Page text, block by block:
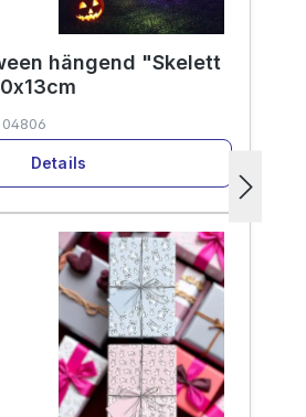
hängend "Skelett
04806
Details